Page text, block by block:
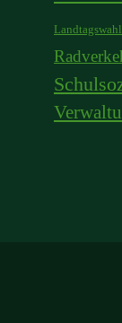
Landtagswahl